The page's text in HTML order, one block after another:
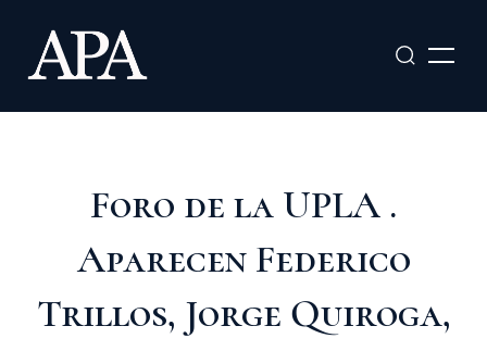
contenido
Foro de la UPLA .
Aparecen Federico
Trillos, Jorge Quiroga,